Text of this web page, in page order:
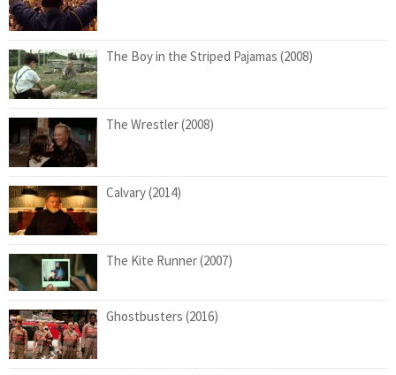
The Boy in the Striped Pajamas (2008)
The Wrestler (2008)
Calvary (2014)
The Kite Runner (2007)
Ghostbusters (2016)